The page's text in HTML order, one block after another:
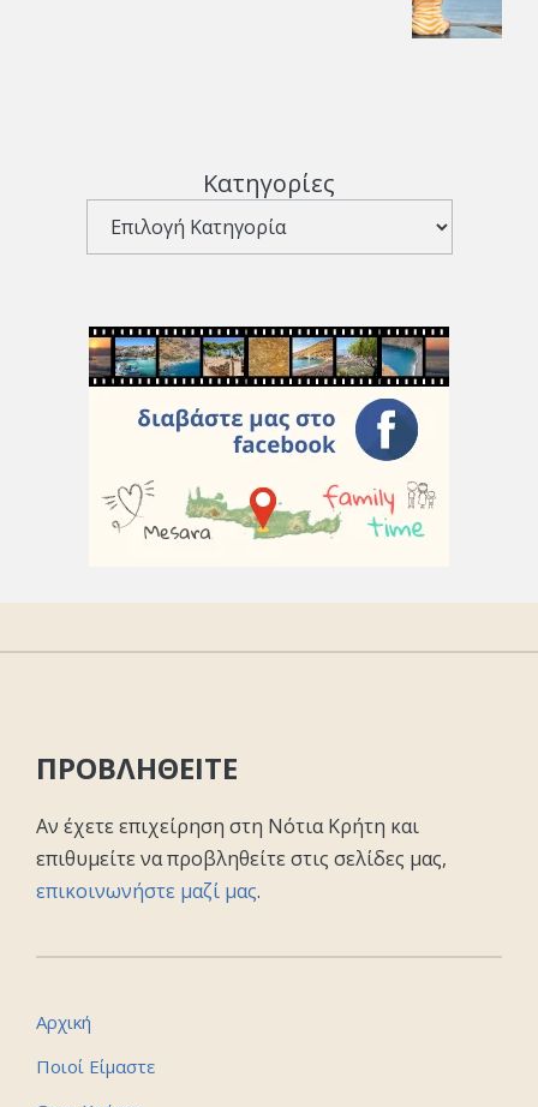
Κατηγορίες
ΠΡΟΒΛΗΘΕΙΤΕ
Αν έχετε επιχείρηση στη Νότια Κρήτη και
επιθυμείτε να προβληθείτε στις σελίδες μας,
επικοινωνήστε μαζί μας.
Αρχική
Ποιοί Είμαστε